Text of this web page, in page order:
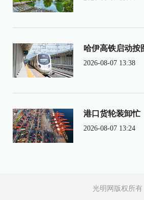
哈伊高铁启动按
2026-08-07 13:38
港口货轮装卸忙
2026-08-07 13:24
光明网版权所有